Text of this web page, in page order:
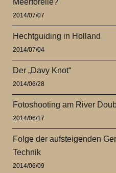
Meerforelle?
2014/07/07
Hechtguiding in Holland
2014/07/04
Der „Davy Knot“
2014/06/28
Fotoshooting am River
2014/06/17
Folge der aufsteigenden
Technik
2014/06/09